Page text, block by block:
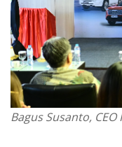
Bagus Susanto,